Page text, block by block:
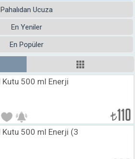
Pahalıdan Ucuza
En Yeniler
En Popüler
Kutu 500 ml Enerji
₺110
Kutu 500 ml Enerji (3